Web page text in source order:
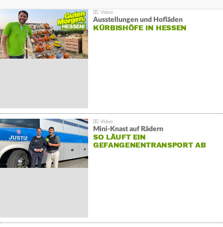
Ausstellungen und Hofläden
KÜRBISHÖFE IN HESSEN
Mini-Knast auf Rädern
SO LÄUFT EIN
GEFANGENENTRANSPORT AB